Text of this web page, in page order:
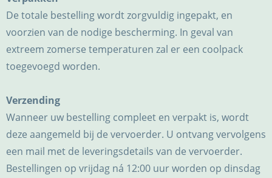
De totale bestelling wordt zorgvuldig ingepakt, en
voorzien van de nodige bescherming. In geval van
extreem zomerse temperaturen zal er een coolpack
toegevoegd worden.
Verzending
Wanneer uw bestelling compleet en verpakt is, wordt
deze aangemeld bij de vervoerder. U ontvang vervolgens
een mail met de leveringsdetails van de vervoerder.
Bestellingen op vrijdag ná 12:00 uur worden op dinsdag